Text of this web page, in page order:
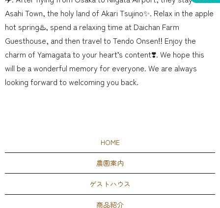
Asahi Town, the holy land of Akari Tsujino✨. Relax in the apple
hot spring♨️, spend a relaxing time at Daichan Farm
Guesthouse, and then travel to Tendo Onsen‼ ️Enjoy the
charm of Yamagata to your heart’s content❣️. We hope this
will be a wonderful memory for everyone. We are always
looking forward to welcoming you back.
HOME
農園案内
ゲストハウス
商品紹介